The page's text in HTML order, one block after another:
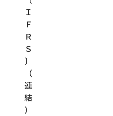
Ｉ
Ｆ
Ｒ
Ｓ
〕
（
連
結
）